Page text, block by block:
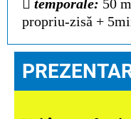
 temporale: 50
propriu-zisă +